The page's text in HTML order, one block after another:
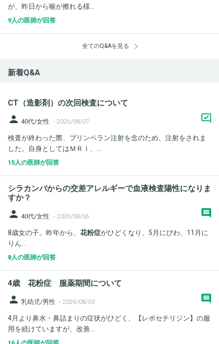
が、昨日から喉が擦れる様...
9人の医師が回答
全てのQ&Aを見る
新着Q&A
CT（造影剤）の次回検査について
person 40代/女性 - 2026/08/07
検査が終わった際、プリンペラン注射を念のため、注射をされま
した。自身としてはＭＲＩ、...
15人の医師が回答
シラカンバからの交差アレルギーで血液検査陽性になりま
すか？
person 40代/女性 - 2026/08/06
8歳女の子。昨年から、 花粉症がひどくなり、5月にびわ、11月に
りん...
8人の医師が回答
4歳 花粉症 服薬期間について
person 乳幼児/男性 - 2026/08/05
4月より鼻水・鼻詰まりの症状がひどく、【レボセチリジン】の服
用を続けていますが、改善...